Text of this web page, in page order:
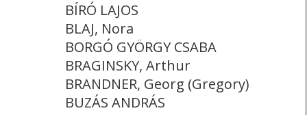
BÍRÓ LAJOS
BLAJ, Nora
BORGÓ GYÖRGY CSABA
BRAGINSKY, Arthur
BRANDNER, Georg (Gregory)
BUZÁS ANDRÁS